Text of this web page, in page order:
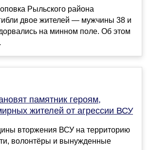
Рыльского района
двое жителей — мужчины 38 и
на минном поле. Об этом
памятник героям,
жителей от агрессии ВСУ
вторжения ВСУ на территорию
волонтёры и вынужденные